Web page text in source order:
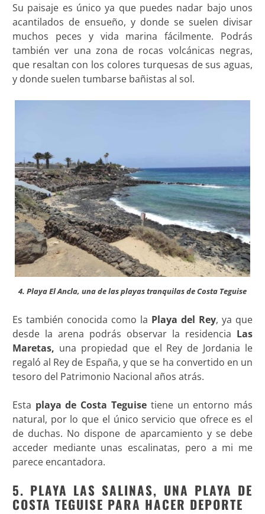
Su paisaje es único ya que puedes nadar bajo unos
acantilados de ensueño, y donde se suelen divisar
muchos peces y vida marina fácilmente. Podrás
también ver una zona de rocas volcánicas negras,
que resaltan con los colores turquesas de sus aguas,
y donde suelen tumbarse bañistas al sol.
4. Playa El Ancla, una de las playas tranquilas de Costa Teguise
Es también conocida como la Playa del Rey, ya que
desde la arena podrás observar la residencia Las
Maretas, una propiedad que el Rey de Jordania le
regaló al Rey de España, y que se ha convertido en un
tesoro del Patrimonio Nacional años atrás.
Esta playa de Costa Teguise tiene un entorno más
natural, por lo que el único servicio que ofrece es el
de duchas. No dispone de aparcamiento y se debe
acceder mediante unas escalinatas, pero a mi me
parece encantadora.
5. PLAYA LAS SALINAS, UNA PLAYA DE
COSTA TEGUISE PARA HACER DEPORTE